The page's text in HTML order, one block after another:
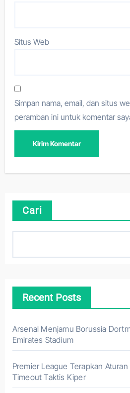
Situs Web
Simpan nama, email, dan situs
peramban ini untuk komentar
Cari
Recent Posts
Arsenal Menjamu Borussia
Emirates Stadium
Premier League Terapkan
Timeout Taktis Kiper